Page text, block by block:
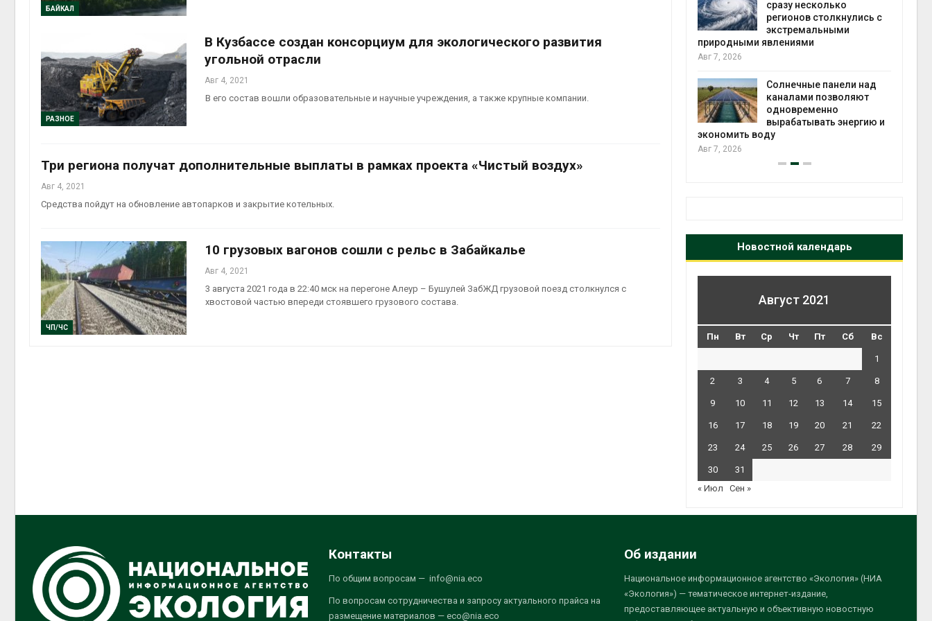
БАЙКАЛ
РАЗНОЕ
В Кузбассе создан консорциум для экологического развития
угольной отрасли
Авг 4, 2021
В его состав вошли образовательные и научные учреждения, а также крупные компании.
Три региона получат дополнительные выплаты в рамках проекта «Чистый воздух»
Авг 4, 2021
Средства пойдут на обновление автопарков и закрытие котельных.
ЧП/ЧС
10 грузовых вагонов сошли с рельс в Забайкалье
Авг 4, 2021
3 августа 2021 года в 22:40 мск на перегоне Алеур – Бушулей ЗабЖД грузовой поезд столкнулся с
хвостовой частью впереди стоявшего грузового состава.
Учёные предложили
Авг 6, 2026
Ozon запустит сбор
сразу несколько
регионов столкнулись с
экстремальными
природными явлениями
Авг 7, 2026
Солнечные панели над
каналами позволяют
одновременно
вырабатывать энергию и
экономить воду
Авг 7, 2026
Новостной календарь
Август 2021
Пн Вт Ср Чт Пт Сб Вс
1
2 3 4 5 6 7 8
9 10 11 12 13 14 15
16 17 18 19 20 21 22
23 24 25 26 27 28 29
30
31
« Июл
Сен »
Контакты
По общим вопросам — info@nia.eco
По вопросам сотрудничества и запросу актуального прайса на
размещение материалов — eco@nia.eco
Об издании
Национальное информационное агентство «Экология» (НИА
«Экология») — тематическое интернет-издание,
предоставляющее актуальную и объективную новостную